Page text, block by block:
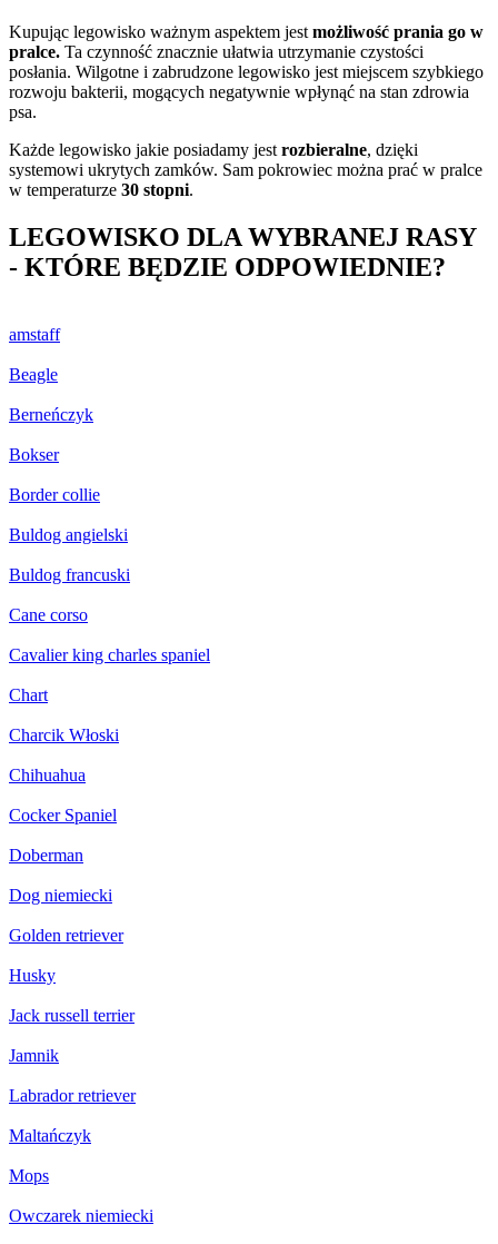
Kupując legowisko ważnym aspektem jest możliwość prania go w
pralce. Ta czynność znacznie ułatwia utrzymanie czystości
posłania. Wilgotne i zabrudzone legowisko jest miejscem szybkiego
rozwoju bakterii, mogących negatywnie wpłynąć na stan zdrowia
psa.
Każde legowisko jakie posiadamy jest rozbieralne, dzięki
systemowi ukrytych zamków. Sam pokrowiec można prać w pralce
w temperaturze 30 stopni.
LEGOWISKO DLA WYBRANEJ RASY
- KTÓRE BĘDZIE ODPOWIEDNIE?
amstaff
Beagle
Berneńczyk
Bokser
Border collie
Buldog angielski
Buldog francuski
Cane corso
Cavalier king charles spaniel
Chart
Charcik Włoski
Chihuahua
Cocker Spaniel
Doberman
Dog niemiecki
Golden retriever
Husky
Jack russell terrier
Jamnik
Labrador retriever
Maltańczyk
Mops
Owczarek niemiecki